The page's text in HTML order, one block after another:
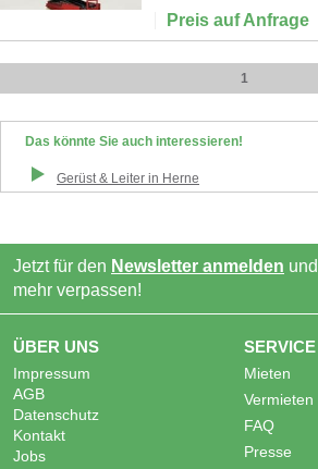
Preis auf Anfrage
1
Das könnte Sie auch interessieren!
Gerüst & Leiter in Herne
Jetzt für den Newsletter anmelden
mehr verpassen!
ÜBER UNS
Impressum
AGB
Datenschutz
Kontakt
Jobs
SERVICE
Mieten
Vermieten
FAQ
Presse